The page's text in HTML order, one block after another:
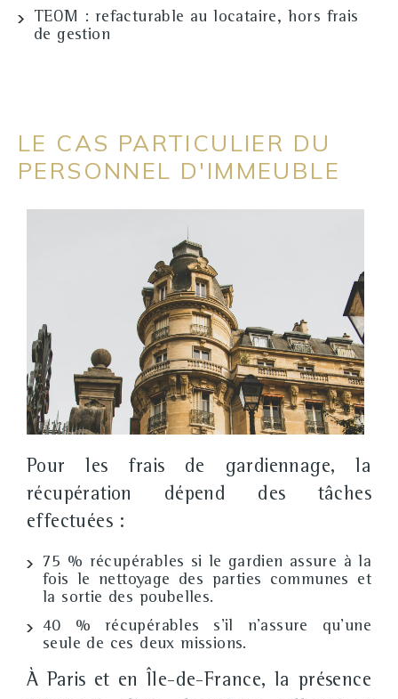
TEOM : refacturable au locataire, hors frais
de gestion
LE CAS PARTICULIER DU
PERSONNEL D'IMMEUBLE
Pour les frais de gardiennage, la
récupération dépend des tâches
effectuées :
75 % récupérables si le gardien assure à la
fois le nettoyage des parties communes et
la sortie des poubelles.
40 % récupérables s'il n'assure qu'une
seule de ces deux missions.
À Paris et en Île-de-France, la présence